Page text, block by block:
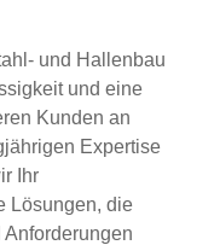
und Hallenbau
und eine
Kunden an
Expertise
Ihr
Lösungen, die